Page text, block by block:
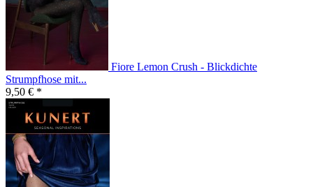
Fiore Lemon Crush - Blickdichte
Strumpfhose mit...
9,50 € *